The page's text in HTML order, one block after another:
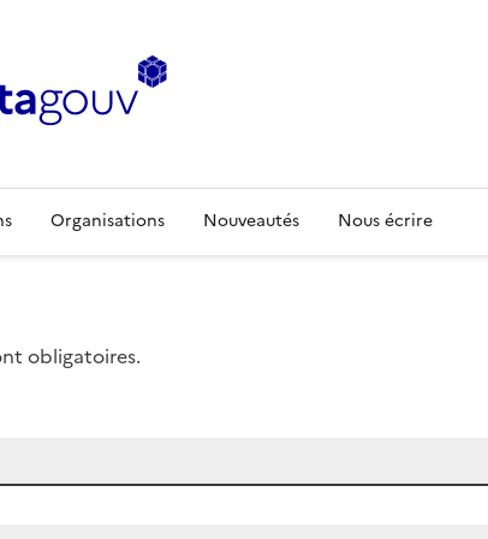
Organisations Nouveautés Nous écrire
obligatoires.